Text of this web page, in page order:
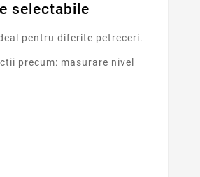
selectabile
pentru diferite petreceri.
precum: masurare nivel